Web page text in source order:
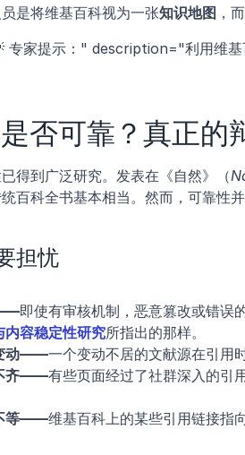
是将维基百科视为一张知识地图 ，
家提示：" description="利用维基
否可靠？真正的
已得到广泛研究。发表在《自然》（
百科全书基本相当。然而，可靠性
担忧
即使有审核机制，恶意篡改或错误
内容稳定性研究所指出的那样。
动——一个变动不居的文献源在引用
齐——有些页面经过了社群深入的引
等——维基百科上的某些引用链接指